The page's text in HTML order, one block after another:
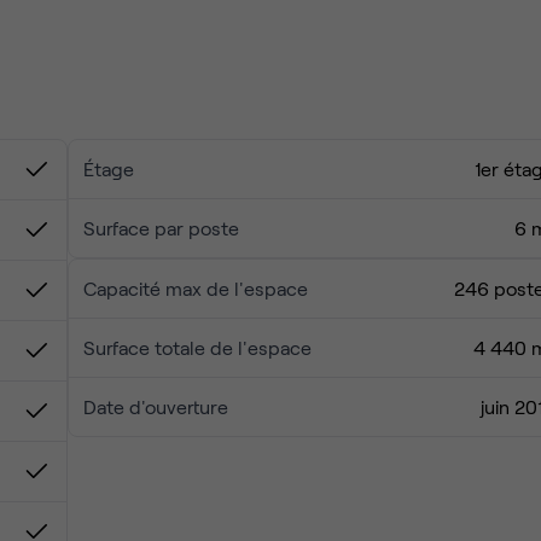
réunions
Étage 1er
Surface par poste 6
Capacité max de l'espace 246
Surface totale de l'espace 4 440
Date d'ouverture juin